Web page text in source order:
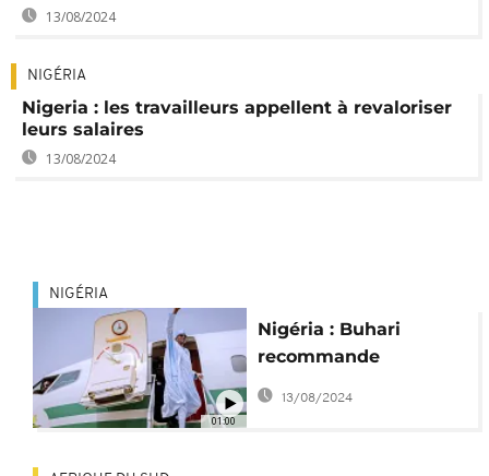
13/08/2024
NIGÉRIA
Nigeria : les travailleurs appellent à revaloriser
leurs salaires
13/08/2024
01:00
NIGÉRIA
Nigéria : Buhari
recommande
d'augmenter les
13/08/2024